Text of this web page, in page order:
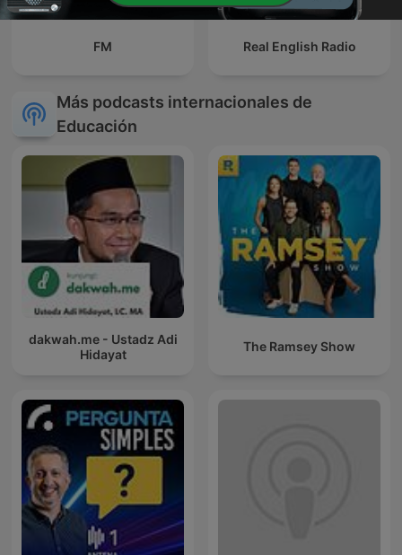
FM Real English Radio
Más podcasts internacionales de
Educación
dakwah.me - Ustadz Adi
Hidayat
The Ramsey Show